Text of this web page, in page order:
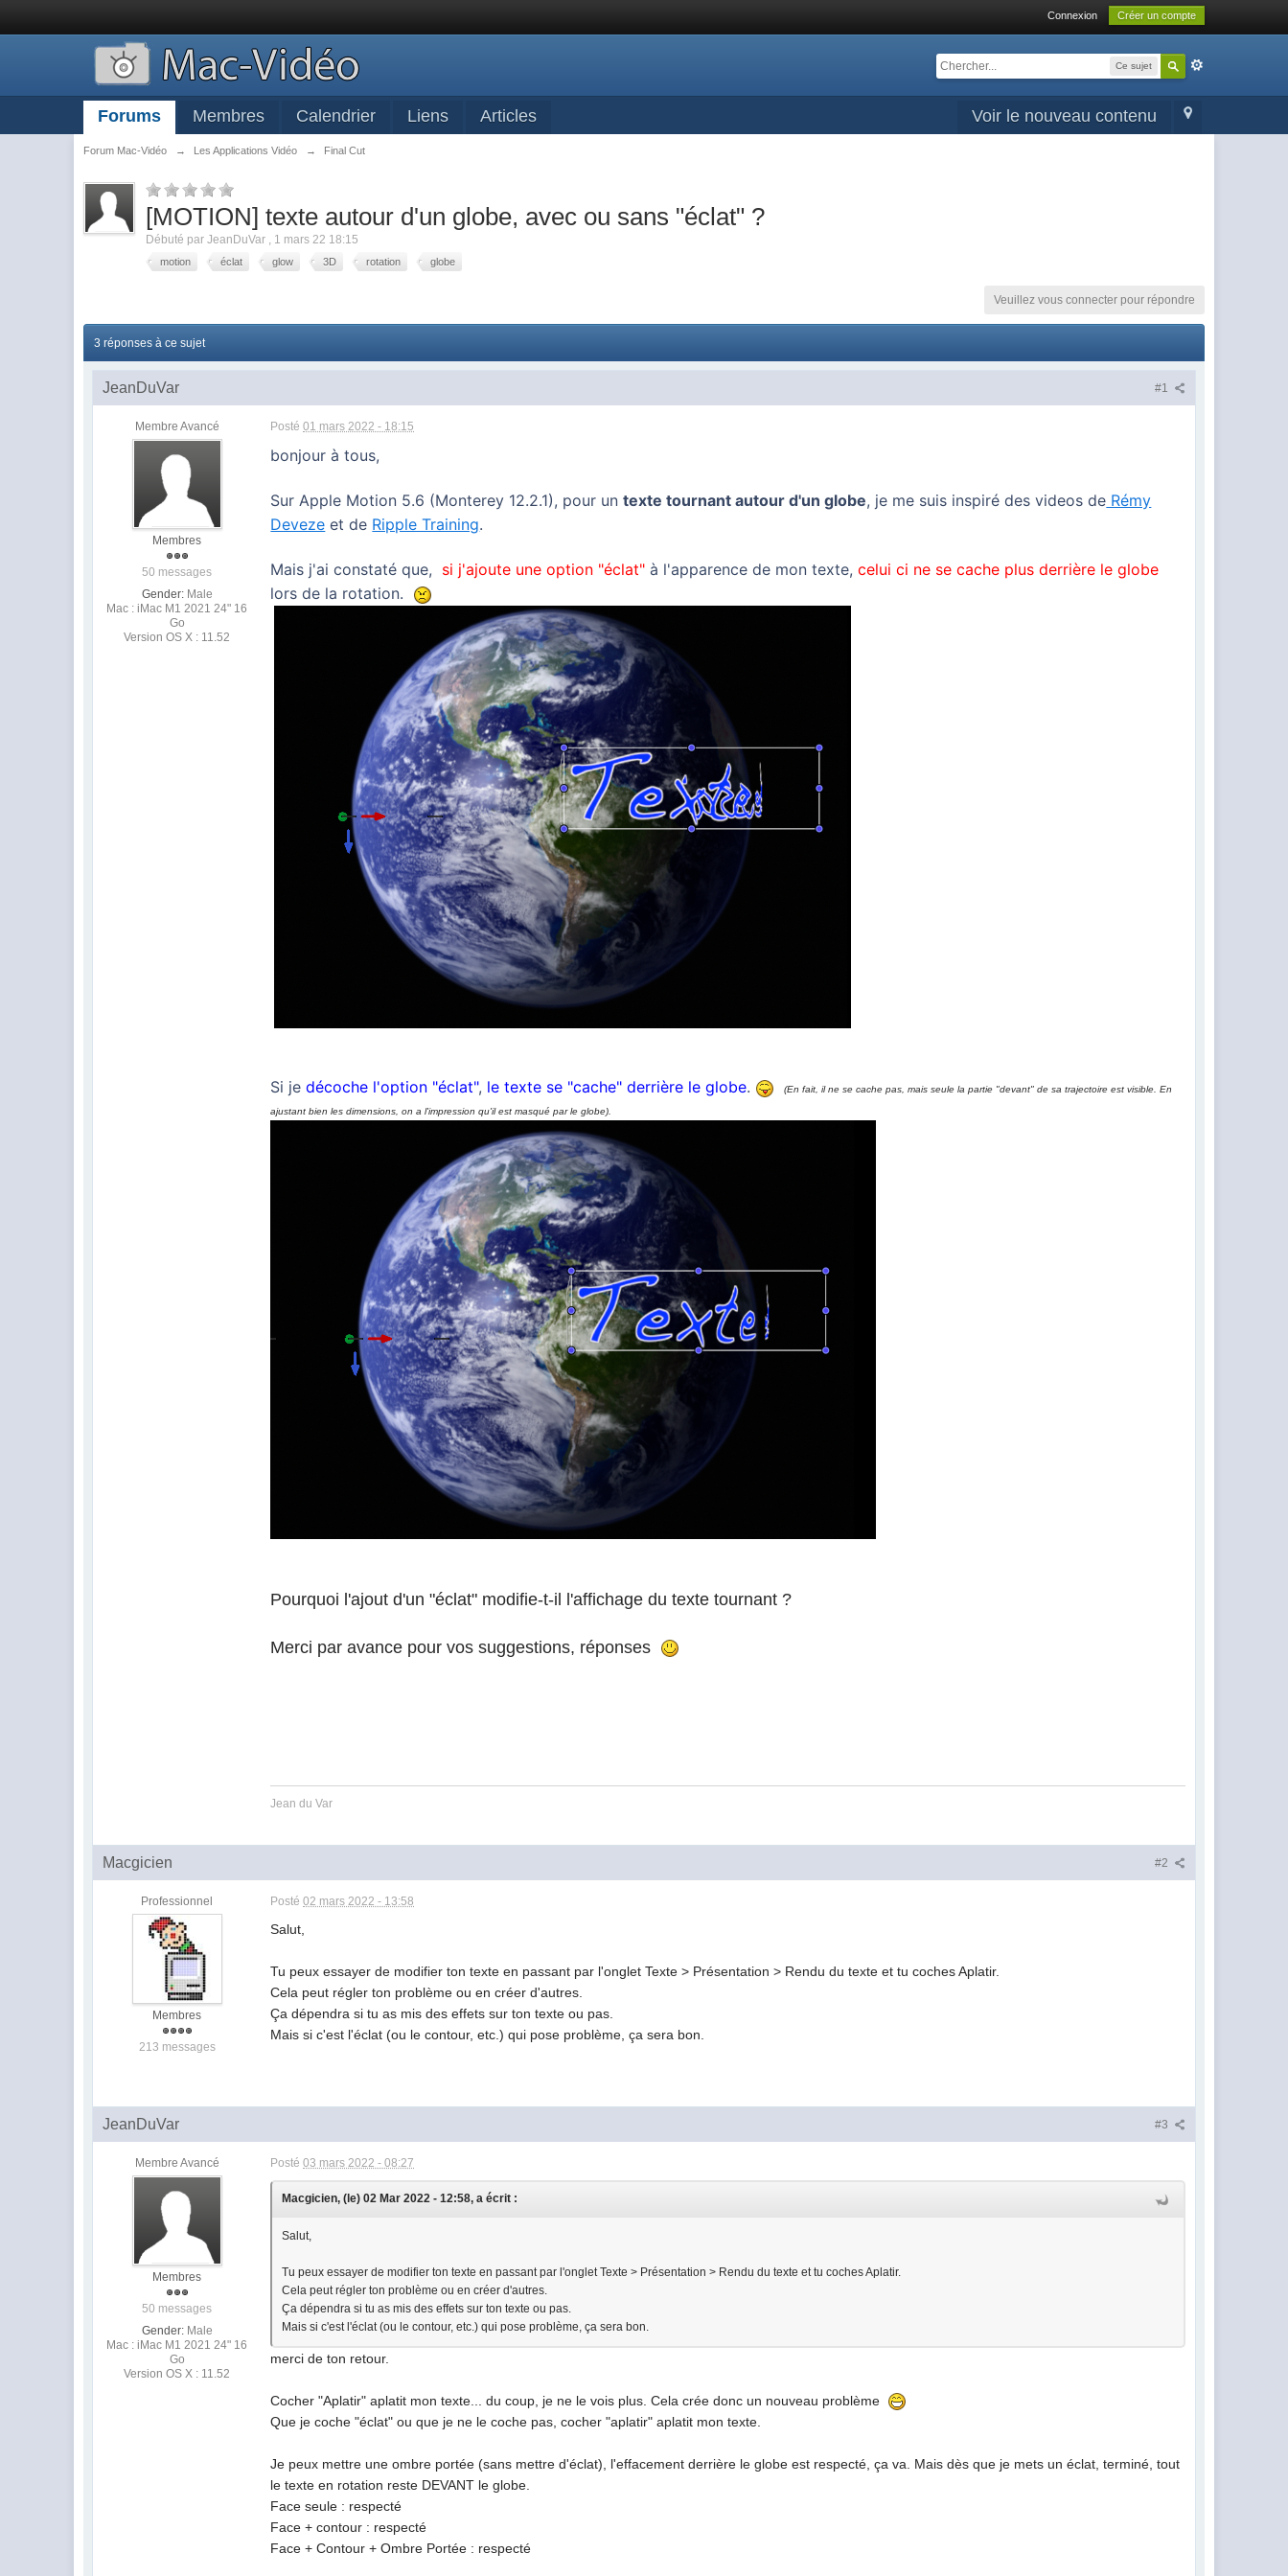
Connexion Créer un compte
Ce sujet
Voir le nouveau contenu
Forums Membres Calendrier Liens Articles
Forum Mac-Vidéo → Les Applications Vidéo → Final Cut
[MOTION] texte autour d'un globe, avec ou sans "éclat" ?
Débuté parJeanDuVar , 1 mars 22 18:15
motion éclat glow 3D rotation globe
Veuillez vous connecter pour répondre
3 réponses à ce sujet
#1
JeanDuVar
Membre Avancé
Membres
50 messages
Gender: Male
Mac : iMac M1 2021 24" 16
Go
Version OS X : 11.52
Posté01 mars 2022 - 18:15
bonjour à tous,
Sur Apple Motion 5.6 (Monterey 12.2.1), pour untexte tournant autour d'un globe, je me suis inspiré des videos de Rémy
Deveze et de Ripple Training.
Mais j'ai constaté que, si j'ajoute une option "éclat" à l'apparence de mon texte,celui ci ne se cache plus derrière le globe
lors de la rotation.
Si jedécoche l'option "éclat", le texte se "cache" derrière le globe. (En fait, il ne se cache pas, mais seule la partie "devant" de sa trajectoire est visible. En
ajustant bien les dimensions, on a l'impression qu'il est masqué par le globe).
Pourquoi l'ajout d'un "éclat" modifie-t-il l'affichage du texte tournant ?
Merci par avance pour vos suggestions, réponses
Jean du Var
#2
Macgicien
Professionnel
Membres
213 messages
Posté02 mars 2022 - 13:58
Salut,
Tu peux essayer de modifier ton texte en passant par l'onglet Texte > Présentation > Rendu du texte et tu coches Aplatir.
Cela peut régler ton problème ou en créer d'autres.
Ça dépendra si tu as mis des effets sur ton texte ou pas.
Mais si c'est l'éclat (ou le contour, etc.) qui pose problème, ça sera bon.
#3
JeanDuVar
Membre Avancé
Membres
50 messages
Gender: Male
Mac : iMac M1 2021 24" 16
Go
Version OS X : 11.52
Posté03 mars 2022 - 08:27
Macgicien, (le) 02 Mar 2022 - 12:58, a écrit :
Salut,
Tu peux essayer de modifier ton texte en passant par l'onglet Texte > Présentation > Rendu du texte et tu coches Aplatir.
Cela peut régler ton problème ou en créer d'autres.
Ça dépendra si tu as mis des effets sur ton texte ou pas.
Mais si c'est l'éclat (ou le contour, etc.) qui pose problème, ça sera bon.
merci de ton retour.
Cocher "Aplatir" aplatit mon texte... du coup, je ne le vois plus. Cela crée donc un nouveau problème
Que je coche "éclat" ou que je ne le coche pas, cocher "aplatir" aplatit mon texte.
Je peux mettre une ombre portée (sans mettre d'éclat), l'effacement derrière le globe est respecté, ça va. Mais dès que je mets un éclat, terminé, tout
le texte en rotation reste DEVANT le globe.
Face seule : respecté
Face + contour : respecté
Face + Contour + Ombre Portée : respecté